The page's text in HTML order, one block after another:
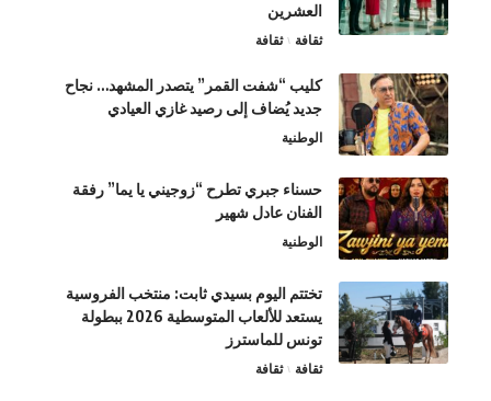
العشرين
ثقافة ثقافة
كليب “شفت القمر” يتصدر المشهد… نجاح
جديد يُضاف إلى رصيد غازي العيادي
الوطنية
حسناء جبري تطرح “زوجيني يا يما” رفقة
الفنان عادل شهير
الوطنية
تختتم اليوم بسيدي ثابت: منتخب الفروسية
يستعد للألعاب المتوسطية 2026 ببطولة
تونس للماسترز
ثقافة ثقافة